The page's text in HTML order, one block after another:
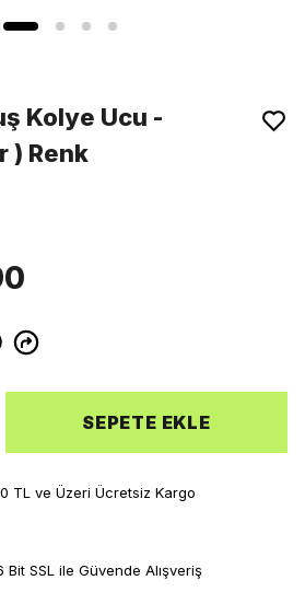
Kolye Ucu -
) Renk
SEPETE EKLE
TL ve Üzeri Ücretsiz Kargo
Bit SSL ile Güvende Alışveriş